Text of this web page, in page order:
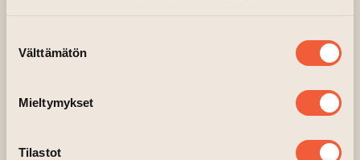
valinta
Välttämätön
Mieltymykset
Tilastot
kortti, käteinen ja Smartum-kulttuurietu.
Saavu paikalle ajoissa, koska emme voi